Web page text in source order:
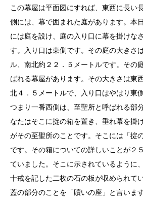
この幕屋は平面図にすれば、東西に長い
側には、幕で囲まれた庭があります。本
には庭を設け、庭の入り口に幕を掛けな
す。入り口は東側です。その庭の大きさ
ル、南北約２２．５メートルです。その
ばれる幕屋があります。その大きさは東
北４．５メートルで、入り口はやはり東
つまり一番西側は、至聖所と呼ばれる部
なたはそこに掟の箱を置き、垂れ幕を掛
がその至聖所のことです。そこには「掟
です。その箱についての詳しいことが２
ていました。そこに示されているように
十戒を記した二枚の石の板が収められて
蓋の部分のことを「贖いの座」と言いま